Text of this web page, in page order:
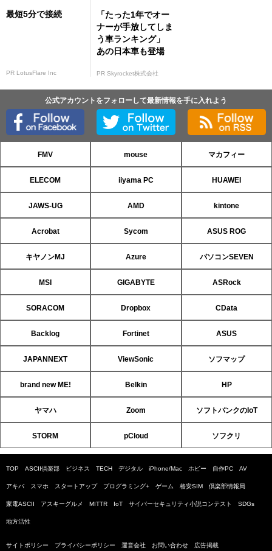
最短5分で接続
PR LotusFlare Inc
「たった1年でオー
ナーが手放してしま
う車ランキング」
あの日本車も登場
PR Skyrocket株式会社
公式アカウントをフォローして最新情報を手に入れよう
FMV mouse マカフィー
ELECOM iiyama PC HUAWEI
JAWS-UG AMD kintone
Acrobat Sycom ASUS ROG
キヤノンMJ Azure パソコンSEVEN
MSI GIGABYTE ASRock
SORACOM Dropbox CData
Backlog Fortinet ASUS
JAPANNEXT ViewSonic ソフマップ
brand new ME! Belkin HP
ヤマハ Zoom ソフトバンクのIoT
STORM pCloud ソフクリ
TOP ASCII倶楽部 ビジネス TECH デジタル iPhone/Mac ホビー 自作PC AV
アキバ スマホ スタートアップ プログラミング+ ゲーム 格安SIM 倶楽部情報局
家電ASCII アスキーグルメ MITTR IoT サイバーセキュリティ小説コンテスト SDGs
地方活性
サイトポリシー プライバシーポリシー 運営会社 お問い合わせ 広告掲載